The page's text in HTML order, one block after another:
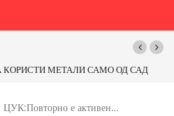
САМО ОД САД
Почнува
ЦУК:Повторно е активен…